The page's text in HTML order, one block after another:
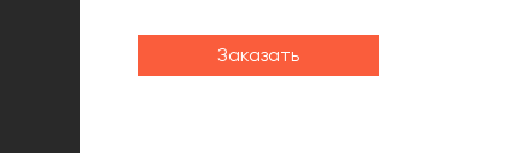
Заказать